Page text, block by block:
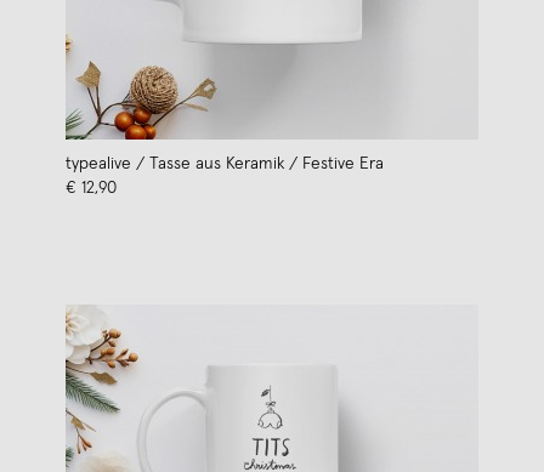
typealive / Tasse aus Keramik / Festive Era
€ 12,90